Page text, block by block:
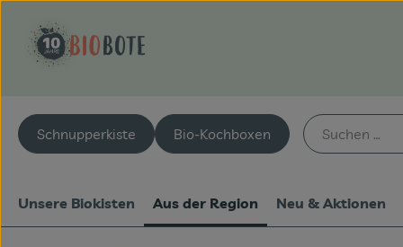
Schnupperkiste Bio-Kochboxen
Unsere Biokisten Aus der Region Neu & Aktionen